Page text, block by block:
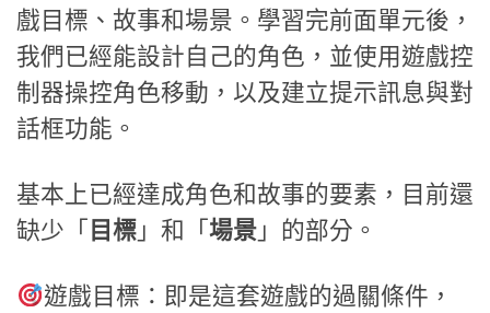
戲目標、故事和場景。學習完前面單元後，
我們已經能設計自己的角色，並使用遊戲控
制器操控角色移動，以及建立提示訊息與對
話框功能。
基本上已經達成角色和故事的要素，目前還
缺少「 目標 」和「 場景 」的部分。
遊戲目標：即是這套遊戲的過關條件，